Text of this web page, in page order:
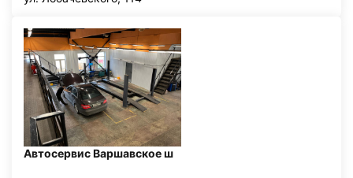
Автосервис Варшавское ш